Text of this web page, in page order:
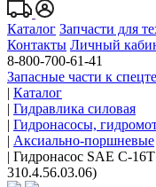
Каталог Запчасти для
Контакты Личный
8-800-700-61-41
Запасные части к
| Каталог
| Гидравлика силовая
| Гидронасосы,
| Аксиально-поршневые
| Гидронасос SAE C-
310.4.56.03.06)